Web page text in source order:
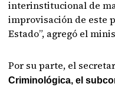
interinstitucional de
improvisación de este
Estado”, agregó el
Por su parte, el
Criminológica, el